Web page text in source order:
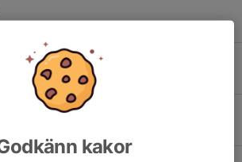
ny träningstid
0
6/6-25
kakor